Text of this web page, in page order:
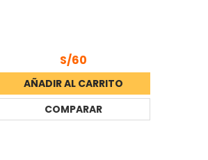
S/60
AÑADIR AL CARRITO
COMPARAR